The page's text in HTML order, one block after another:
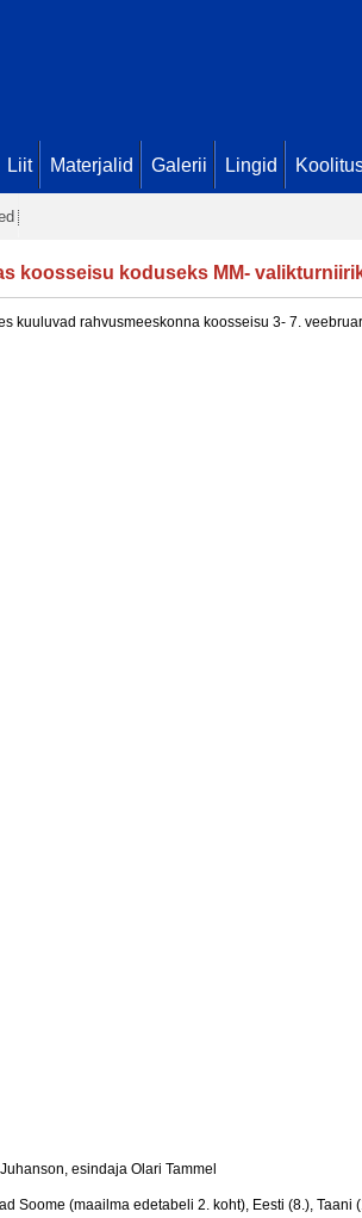
Liit Materjalid Galerii Lingid
koosseisu koduseks MM-
kuuluvad rahvusmeeskonna koosseisu 3- 7.
esindaja Olari Tammel
Soome (maailma edetabeli 2. koht), Eesti (8.), Taani